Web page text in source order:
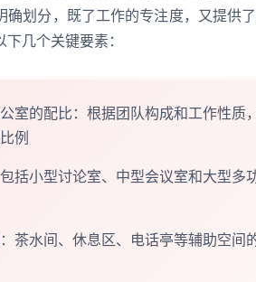
确划分，既了工作的专注度，又提供
几个关键要素：
室的配比：根据团队构成和工作性质
例
括小型讨论室、中型会议室和大型多
茶水间、休息区、电话亭等辅助空间